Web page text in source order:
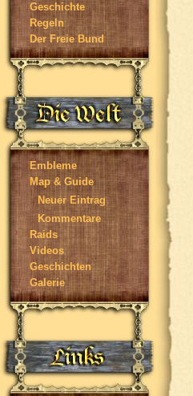
Geschichte
Regeln
Der Freie Bund
Embleme
Map & Guide
Neuer Eintrag
Kommentare
Raids
Videos
Geschichten
Galerie